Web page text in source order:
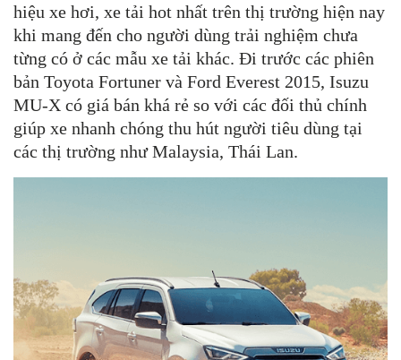
hiệu xe hơi, xe tải hot nhất trên thị trường hiện nay
khi mang đến cho người dùng trải nghiệm chưa
từng có ở các mẫu xe tải khác. Đi trước các phiên
bản Toyota Fortuner và Ford Everest 2015, Isuzu
MU-X có giá bán khá rẻ so với các đối thủ chính
giúp xe nhanh chóng thu hút người tiêu dùng tại
các thị trường như Malaysia, Thái Lan.